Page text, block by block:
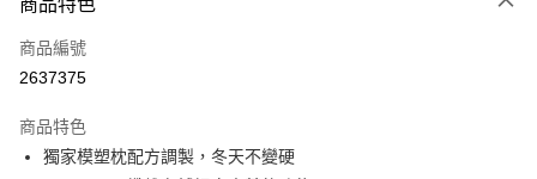
信用卡一次付款
信用卡分期付款
合作金庫商業銀行
華南商業銀行
彰化商業銀行
6 期 0 利率 每期
商品特色
商品編號
2637375
商品特色
獨家模塑枕配方調製，冬天不變硬